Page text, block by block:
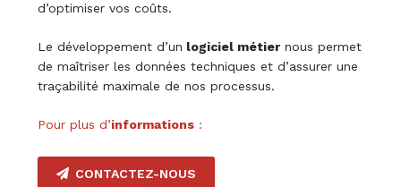
d’optimiser vos coûts.
Le développement d’un logiciel métier nous permet
de maîtriser les données techniques et d’assurer une
traçabilité maximale de nos processus.
Pour plus d’informations :
CONTACTEZ-NOUS